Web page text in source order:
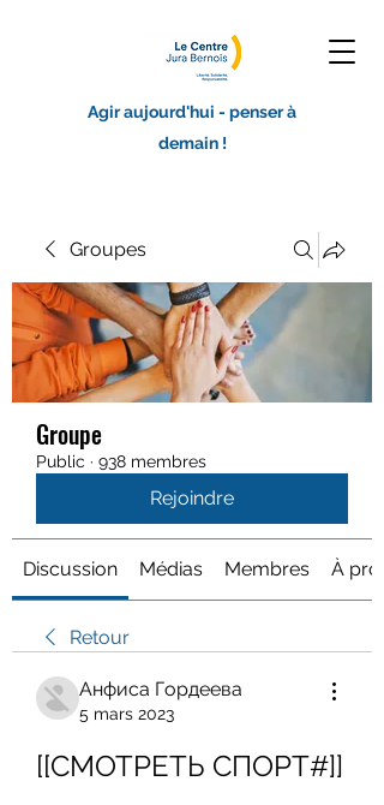
Agir aujourd'hui - penser à
demain !
Groupes
Groupe
Public · 938 membres
Rejoindre
Discussion Médias Membres À
Retour
Анфиса Гордеева
5 mars 2023
[[СМОТРЕТЬ СПОРТ#]]